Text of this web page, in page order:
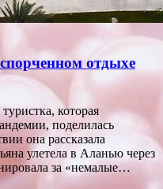
отдыхе
которая
поделилась
она рассказала
улетела в Аланью через
за «немалые…